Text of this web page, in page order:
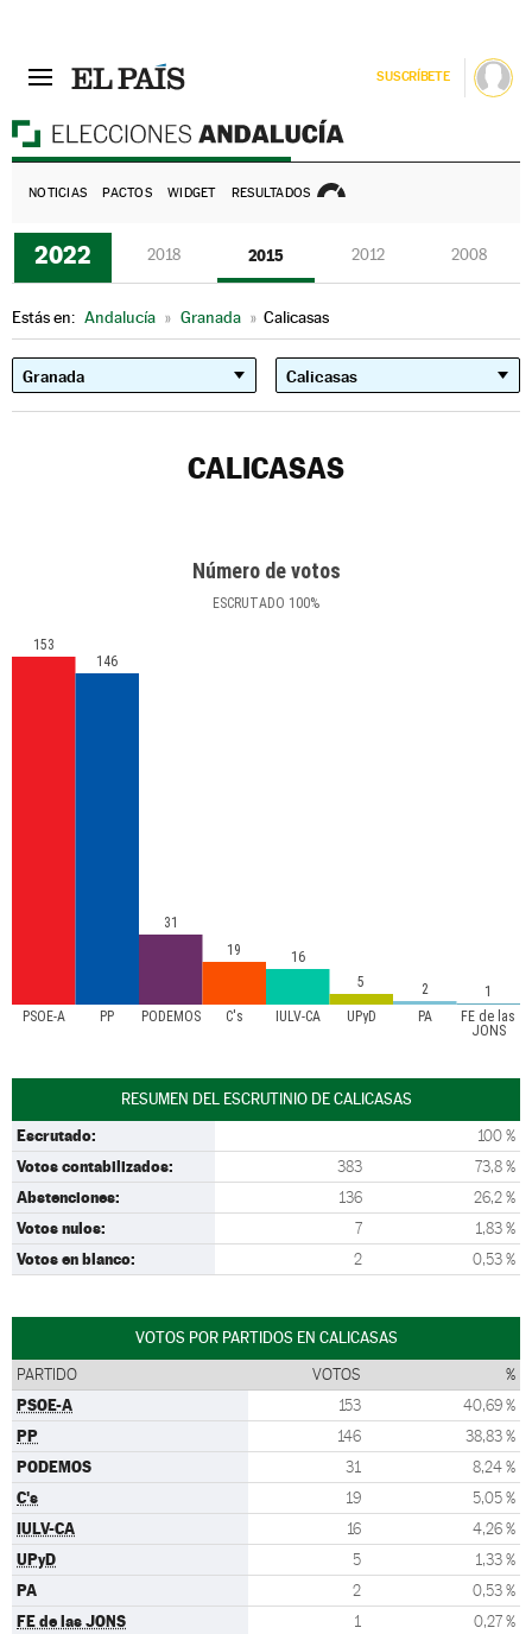
SUSCRÍBETE
NOTICIAS PACTOS WIDGET RESULTADOS
2022 2018 2015 2012 2008
Estás en: Andalucía » Granada » Calicasas
CALICASAS
Número de votos
ESCRUTADO 100%
PSOE-A PP PODEMOS C's IULV-CA UPyD PA
FE de las
JONS
153
146
31
19
16
5
2 1
RESUMEN DEL ESCRUTINIO DE CALICASAS
Escrutado: 100 %
Votos contabilizados: 383 73,8 %
Abstenciones: 136 26,2 %
Votos nulos: 7 1,83 %
Votos en blanco: 2 0,53 %
VOTOS POR PARTIDOS EN CALICASAS
PARTIDO VOTOS %
PSOE-A 153 40,69 %
PP 146 38,83 %
PODEMOS 31 8,24 %
C's 19 5,05 %
IULV-CA 16 4,26 %
UPyD 5 1,33 %
PA 2 0,53 %
FE de las JONS 1 0,27 %